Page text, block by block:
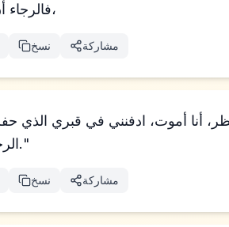
فالرجاء أن تتكلموا في مسامع فرعون، قائلين،
نسخ مشاركة
الرجاء أن تدعني أصعد وأدفن أبي وأعود."
نسخ مشاركة